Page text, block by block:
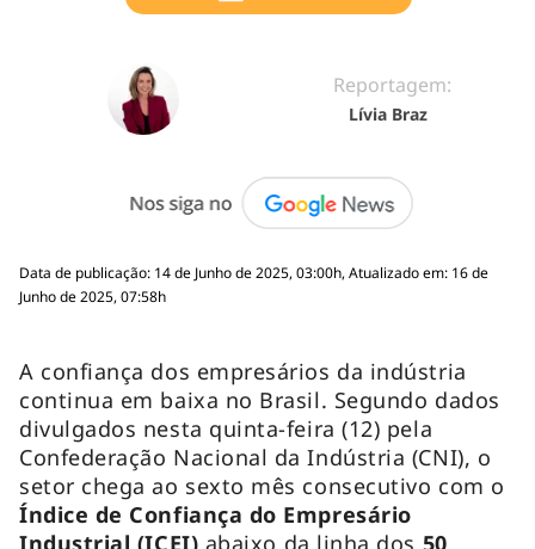
Reportagem:
Lívia Braz
Data de publicação: 14 de Junho de 2025, 03:00h, Atualizado em: 16 de
Junho de 2025, 07:58h
A confiança dos empresários da indústria
continua em baixa no Brasil. Segundo dados
divulgados nesta quinta-feira (12) pela
Confederação Nacional da Indústria (CNI), o
setor chega ao sexto mês consecutivo com o
Índice de Confiança do Empresário
Industrial (ICEI) abaixo da linha dos 50